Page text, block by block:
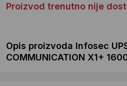
Proizvod trenutno nije
Opis proizvoda Infosec
COMMUNICATION X1+